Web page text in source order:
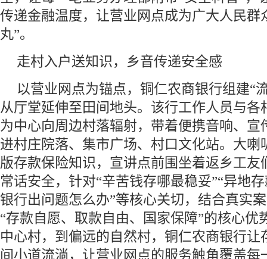
传递金融温度，让营业网点成为广大人民群
丸”。
走村入户送知识，乡音传递安全感
以营业网点为锚点，铜仁农商银行组建“
从厅堂延伸至田间地头。该行工作人员与各
为中心向周边村落辐射，带着便携音响、宣
进村庄院落、集市广场、村口文化站。大喇
版存款保险知识，宣讲点前围坐着返乡工友
常话安全，针对“辛苦钱存哪最稳妥”“异地
银行出问题怎么办”等核心关切，结合真实
“存款自愿、取款自由、国家保障”的核心优
中心村，到偏远的自然村，铜仁农商银行让
间小道流淌，让营业网点的服务触角覆盖每